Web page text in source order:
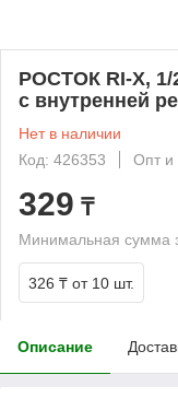
РОСТОК RI-X, 1/
с внутренней
Нет в наличии
Код: 426353
Опт и
329 ₸
Минимальная сумма
326 ₸ от 10 шт.
Описание